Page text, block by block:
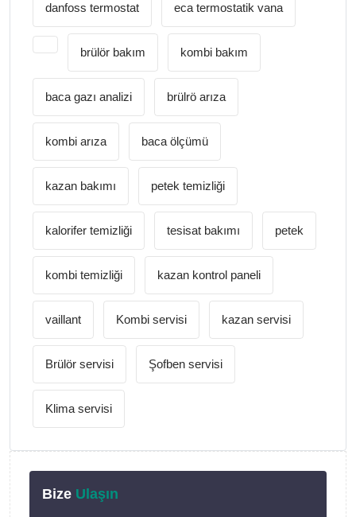
danfoss termostat eca termostatik vana
brülör bakım kombi bakım
baca gazı analizi brülrö arıza
kombi arıza baca ölçümü
kazan bakımı petek temizliği
kalorifer temizliği tesisat bakımı petek
kombi temizliği kazan kontrol paneli
vaillant Kombi servisi kazan servisi
Brülör servisi Şofben servisi
Klima servisi
Bize Ulaşın